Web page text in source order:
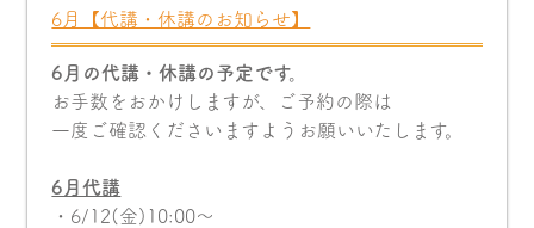
6月【代講・休講のお知らせ】
6月の代講・休講の予定です。
お手数をおかけしますが、ご予約の際は
一度ご確認くださいますようお願いいたします。
6月代講
・6/12(金)10:00〜